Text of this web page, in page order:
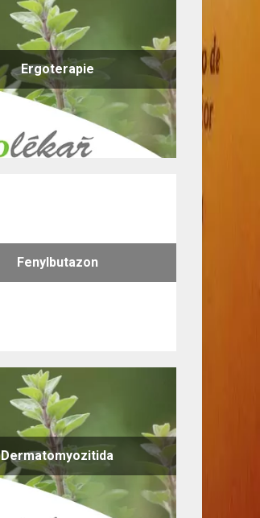
Ergoterapie
Fenylbutazon
Dermatomyozitida